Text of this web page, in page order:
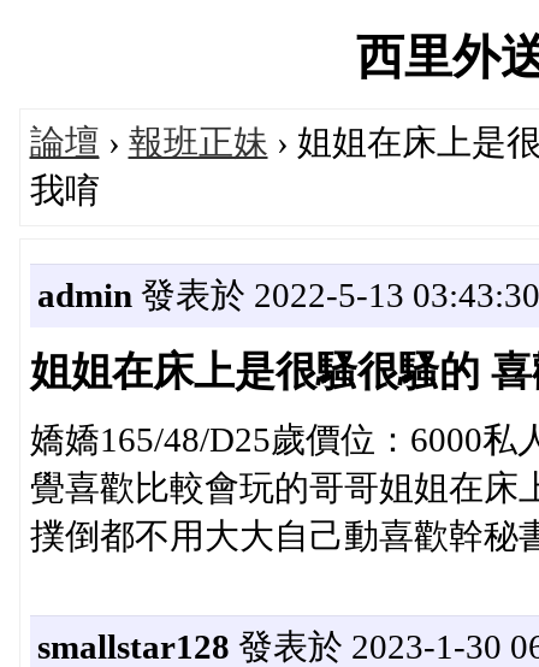
西里外
論壇 › 報班正妹 › 姐姐在床上是
我唷
admin 發表於 2022-5-13 03:43:30
姐姐在床上是很騷很騷的
嬌嬌165/48/D25歲價位：6000
覺喜歡比較會玩的哥哥姐姐在床
撲倒都不用大大自己動喜歡幹秘
smallstar128 發表於 2023-1-30